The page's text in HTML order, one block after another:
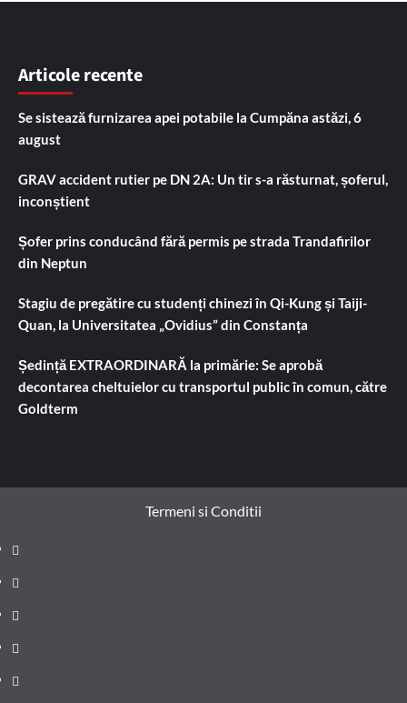
Articole recente
Se sistează furnizarea apei potabile la Cumpăna astăzi, 6
august
GRAV accident rutier pe DN 2A: Un tir s-a răsturnat, șoferul,
inconștient
Șofer prins conducând fără permis pe strada Trandafirilor
din Neptun
Stagiu de pregătire cu studenți chinezi în Qi-Kung și Taiji-
Quan, la Universitatea „Ovidius” din Constanța
Ședință EXTRAORDINARĂ la primărie: Se aprobă
decontarea cheltuielor cu transportul public în comun, către
Goldterm
Termeni si Conditii
Prima
pagină
Știri
de
ultima
Administrație
locală
Actualitate
Justiție